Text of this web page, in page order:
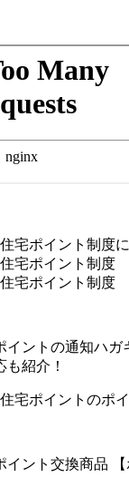
宅ポイント制度
宅ポイント制度
宅ポイント制度
イントの通知ハガ
も紹介！
宅ポイントのポ
イント交換商品 【